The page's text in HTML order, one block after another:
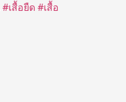
#เสื้อยืด #เสื้อ